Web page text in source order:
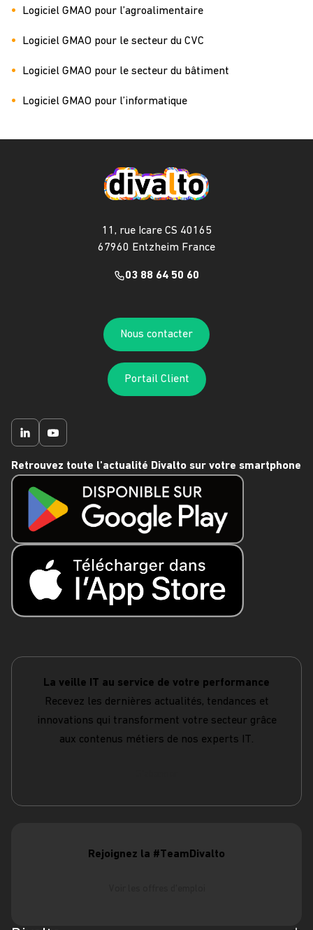
Logiciel GMAO pour l’agroalimentaire
Logiciel GMAO pour le secteur du CVC
Logiciel GMAO pour le secteur du bâtiment
Logiciel GMAO pour l’informatique
11, rue Icare CS 40165
67960 Entzheim France
03 88 64 50 60
Nous contacter
Portail Client
Retrouvez toute l'actualité Divalto sur votre smartphone
La veille IT au service de votre performance
Recevez les dernières actualités, tendances et
innovations qui transforment votre secteur grâce
aux contenus métiers de nos experts IT.
Rejoignez la #TeamDivalto